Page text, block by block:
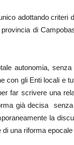
adottando
di
autonomia,
con gli Enti locali e
far scrivere una
già decisa
la
una riforma